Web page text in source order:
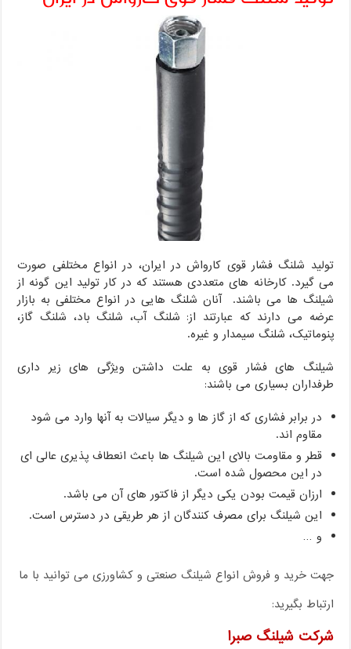
تولید شلنگ فشار قوی کارواش در ایران، در انواع مختلفی صورت
می گیرد. کارخانه های متعددی هستند که در کار تولید این گونه از
شیلنگ ها می باشند. آنان شلنگ هایی در انواع مختلفی به بازار
عرضه می دارند که عبارتند از: شلنگ آب، شلنگ باد، شلنگ گاز،
پنوماتیک، شلنگ سیمدار و غیره.
شیلنگ های فشار قوی به علت داشتن ویژگی های زیر داری
طرفداران بسیاری می باشند:
در برابر فشاری که از گاز ها و دیگر سیالات به آنها وارد می شود
مقاوم‌ اند.
قطر و مقاومت بالای این شیلنگ ها باعث انعطاف پذیری عالی ای
در این محصول شده است.
ارزان قیمت بودن یکی دیگر از فاکتور های آن می باشد.
این شیلنگ برای مصرف کنندگان از هر طریقی در دسترس است.
و …
جهت خرید و فروش انواع شیلنگ صنعتی و کشاورزی می توانید با ما
ارتباط بگیرید:
شرکت شیلنگ صبرا